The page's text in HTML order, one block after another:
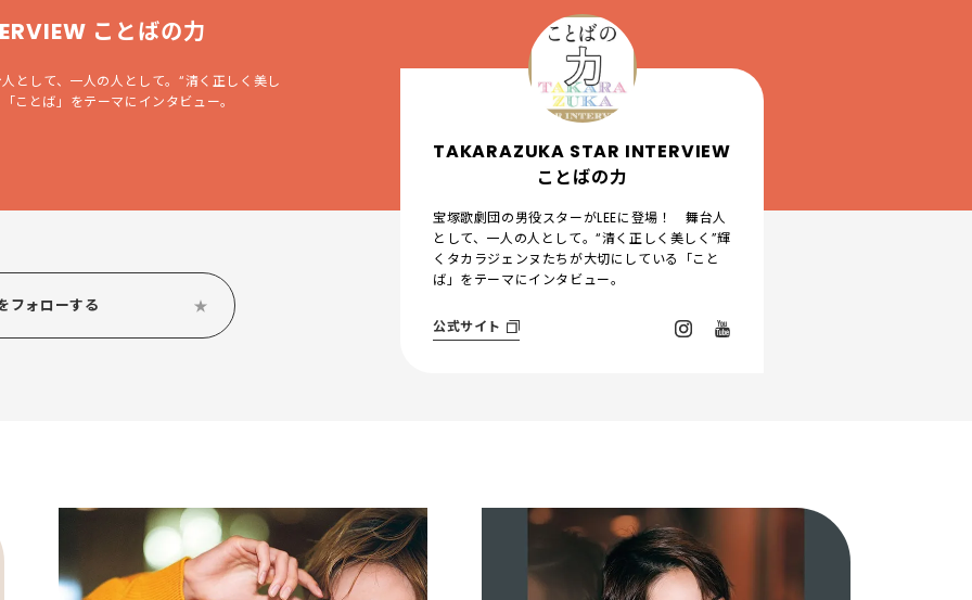
ことばの力
として、一人の人として。“清く正しく美し
ことば」をテーマにインタビュー。
TAKARAZUKA STAR INTERVIEW
ことばの力
宝塚歌劇団の男役スターがLEEに登場！ 舞台人
として、一人の人として。“清く正しく美しく”輝
くタカラジェンヌたちが大切にしている「こと
ば」をテーマにインタビュー。
公式サイト
フォローする